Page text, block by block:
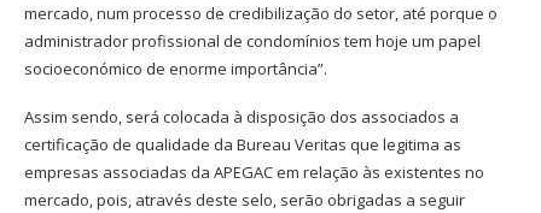
mercado, num processo de credibilização do setor, até porque o
administrador profissional de condomínios tem hoje um papel
socioeconómico de enorme importância”.
Assim sendo, será colocada à disposição dos associados a
certificação de qualidade da Bureau Veritas que legitima as
empresas associadas da APEGAC em relação às existentes no
mercado, pois, através deste selo, serão obrigadas a seguir